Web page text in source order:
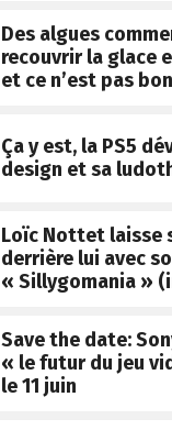
Des algues
recouvrir la glace
et ce n’est pas
Ça y est, la PS5
design et sa
Loïc Nottet laisse
derrière lui avec
« Sillygomania »
Save the date:
« le futur du jeu
le 11 juin